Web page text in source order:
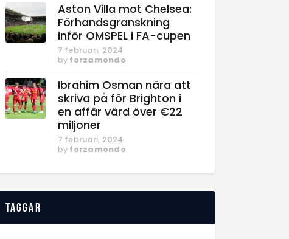
Aston Villa mot Chelsea:
Förhandsgranskning
inför OMSPEL i FA-cupen
7 februari, 2024
by forzamondo
Ibrahim Osman nära att
skriva på för Brighton i
en affär värd över €22
miljoner
7 februari, 2024
by forzamondo
Taggar